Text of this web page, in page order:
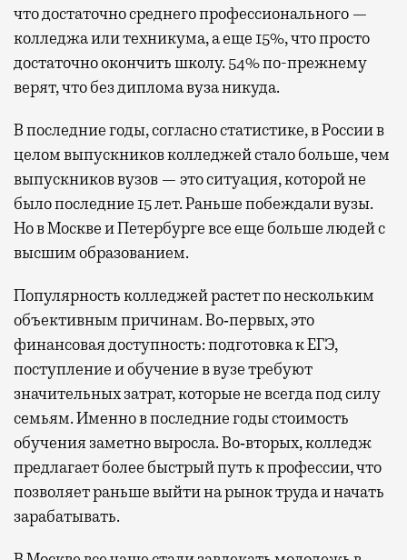
что достаточно среднего профессионального —
колледжа или техникума, а еще 15%, что просто
достаточно окончить школу. 54% по-прежнему
верят, что без диплома вуза никуда.
В последние годы, согласно статистике, в России в
целом выпускников колледжей стало больше, чем
выпускников вузов — это ситуация, которой не
было последние 15 лет. Раньше побеждали вузы.
Но в Москве и Петербурге все еще больше людей с
высшим образованием.
Популярность колледжей растет по нескольким
объективным причинам. Во‑первых, это
финансовая доступность: подготовка к ЕГЭ,
поступление и обучение в вузе требуют
значительных затрат, которые не всегда под силу
семьям. Именно в последние годы стоимость
обучения заметно выросла. Во‑вторых, колледж
предлагает более быстрый путь к профессии, что
позволяет раньше выйти на рынок труда и начать
зарабатывать.